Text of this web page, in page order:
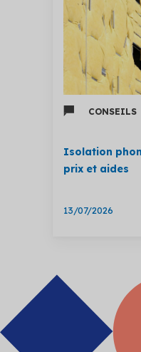
CONSEILS
Isolation
prix et aides
13/07/2026